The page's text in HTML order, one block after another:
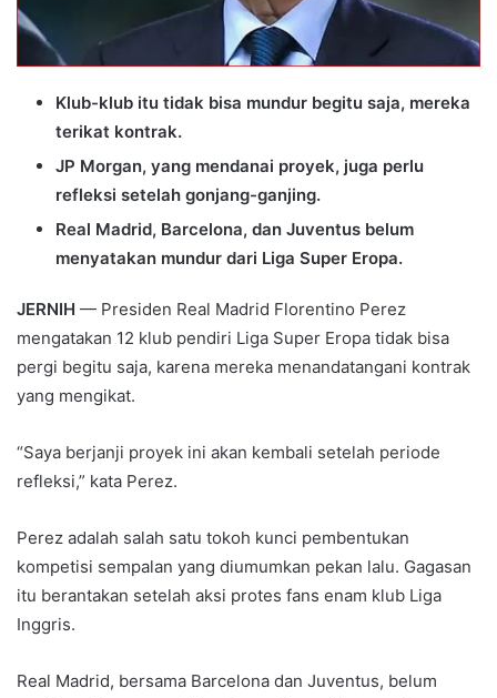
Klub-klub itu tidak bisa mundur begitu saja, mereka
terikat kontrak.
JP Morgan, yang mendanai proyek, juga perlu
refleksi setelah gonjang-ganjing.
Real Madrid, Barcelona, dan Juventus belum
menyatakan mundur dari Liga Super Eropa.
JERNIH — Presiden Real Madrid Florentino Perez
mengatakan 12 klub pendiri Liga Super Eropa tidak bisa
pergi begitu saja, karena mereka menandatangani kontrak
yang mengikat.
“Saya berjanji proyek ini akan kembali setelah periode
refleksi,” kata Perez.
Perez adalah salah satu tokoh kunci pembentukan
kompetisi sempalan yang diumumkan pekan lalu. Gagasan
itu berantakan setelah aksi protes fans enam klub Liga
Inggris.
Real Madrid, bersama Barcelona dan Juventus, belum